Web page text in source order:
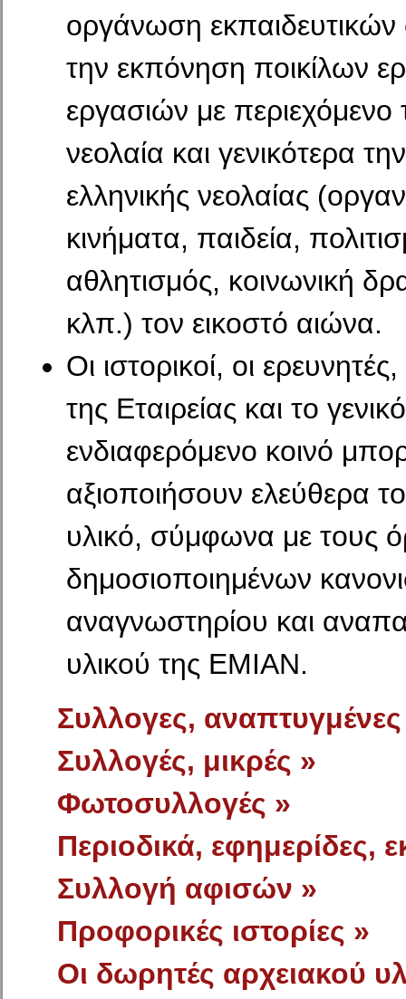
οργάνωση εκπαιδευτικών
την εκπόνηση ποικίλων
εργασιών με περιεχόμενο
νεολαία και γενικότερα
ελληνικής νεολαίας
κινήματα, παιδεία,
αθλητισμός, κοινωνική
κλπ.) τον εικοστό αιώνα.
Οι ιστορικοί, οι
της Εταιρείας και το
ενδιαφερόμενο κοινό
αξιοποιήσουν ελεύθερα
υλικό, σύμφωνα με τους
δημοσιοποιημένων
αναγνωστηρίου και
υλικού της ΕΜΙΑΝ.
Συλλογες,
Συλλογές, μικρές »
Φωτοσυλλογές »
Περιοδικά, εφημερίδες,
Συλλογή αφισών »
Προφορικές ιστορίες »
Οι δωρητές αρχειακού